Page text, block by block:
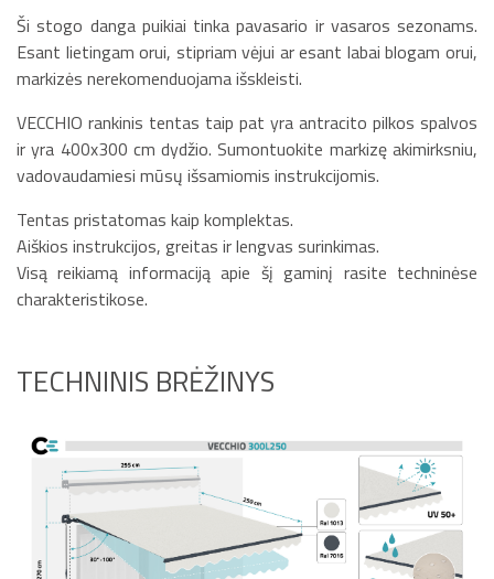
Ši stogo danga puikiai tinka pavasario ir vasaros sezonams.
Esant lietingam orui, stipriam vėjui ar esant labai blogam orui,
markizės nerekomenduojama išskleisti.
VECCHIO rankinis tentas taip pat yra antracito pilkos spalvos
ir yra 400x300 cm dydžio. Sumontuokite markizę akimirksniu,
vadovaudamiesi mūsų išsamiomis instrukcijomis.
Tentas pristatomas kaip komplektas.
Aiškios instrukcijos, greitas ir lengvas surinkimas.
Visą reikiamą informaciją apie šį gaminį rasite techninėse
charakteristikose.
TECHNINIS BRĖŽINYS